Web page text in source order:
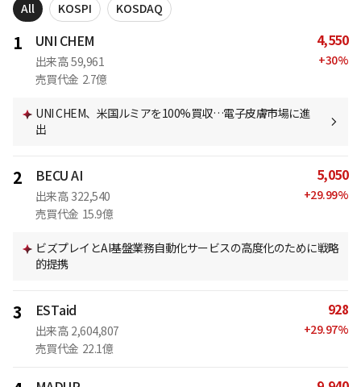
All KOSPI KOSDAQ
1 UNI CHEM
出来高 59,961
売買代金 2.7億
4,550
+30%
UNI CHEM、米国ルミアを100%買収…電子皮膚市場に進
出
2 BECU AI
出来高 322,540
売買代金 15.9億
5,050
+29.99%
ビズプレイとAI基盤業務自動化サービスの高度化のために戦略
的提携
3 ESTaid
出来高 2,604,807
売買代金 22.1億
928
+29.97%